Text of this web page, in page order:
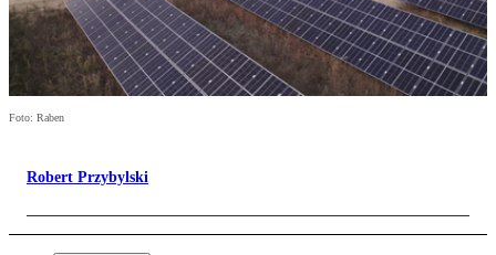
Foto: Raben
Robert Przybylski